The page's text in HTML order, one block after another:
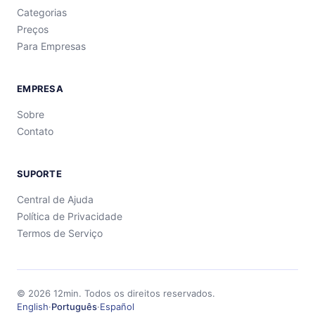
Categorias
Preços
Para Empresas
EMPRESA
Sobre
Contato
SUPORTE
Central de Ajuda
Política de Privacidade
Termos de Serviço
© 2026 12min. Todos os direitos reservados.
English·Português·Español